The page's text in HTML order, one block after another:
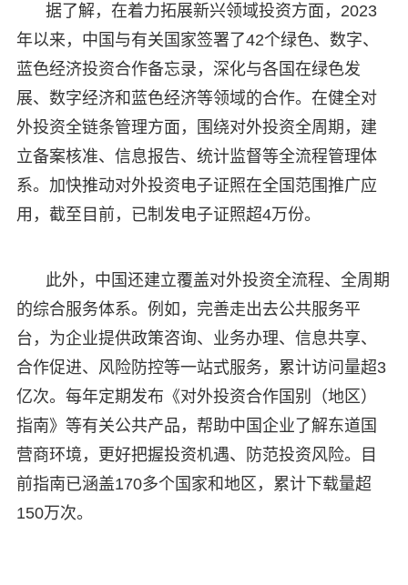
据了解，在着力拓展新兴领域投资方面，2023
年以来，中国与有关国家签署了42个绿色、数字、
蓝色经济投资合作备忘录，深化与各国在绿色发
展、数字经济和蓝色经济等领域的合作。在健全对
外投资全链条管理方面，围绕对外投资全周期，建
立备案核准、信息报告、统计监督等全流程管理体
系。加快推动对外投资电子证照在全国范围推广应
用，截至目前，已制发电子证照超4万份。
此外，中国还建立覆盖对外投资全流程、全周期
的综合服务体系。例如，完善走出去公共服务平
台，为企业提供政策咨询、业务办理、信息共享、
合作促进、风险防控等一站式服务，累计访问量超3
亿次。每年定期发布《对外投资合作国别（地区）
指南》等有关公共产品，帮助中国企业了解东道国
营商环境，更好把握投资机遇、防范投资风险。目
前指南已涵盖170多个国家和地区，累计下载量超
150万次。